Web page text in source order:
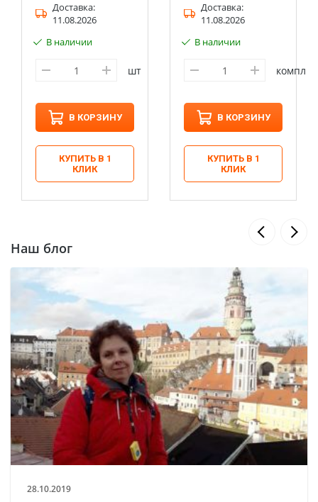
Доставка:
11.08.2026
В наличии
шт
В КОРЗИНУ
КУПИТЬ В 1
КЛИК
Доставка:
11.08.2026
В наличии
компл
В КОРЗИНУ
КУПИТЬ В 1
КЛИК
Наш блог
28.10.2019